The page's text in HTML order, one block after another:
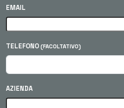
EMAIL
TELEFONO (FACOLTATIVO)
AZIENDA